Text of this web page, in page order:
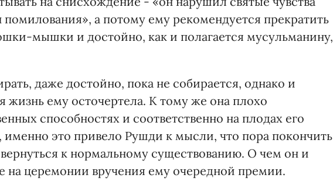
а потому ему рекомендуется прекратить
мышки и достойно, как и полагается мусульманину,
даже достойно, пока не собирается, однако и
жизнь ему осточертела. К тому же она плохо
способностях и соответственно на плодах его
именно это привело Рушди к мысли, что пора покончить
к нормальному существованию. О чем он и
на церемонии вручения ему очередной премии.